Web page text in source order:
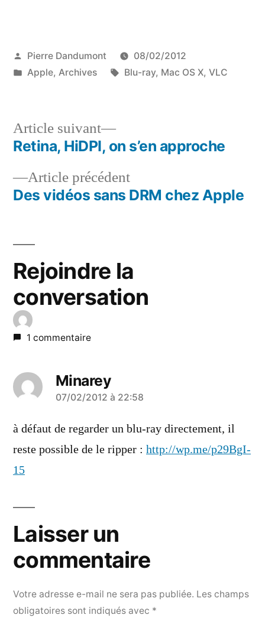
Publié
par
Pierre Dandumont
08/02/2012
Publié
Apple, Archives Étiquettes :
Blu-ray, Mac OS X, VLC
Navigation
deArticle précédentArticle
précédent :
Des vidéos sans DRM chez Apple
Article suivant
Article
suivant :
Retina, HiDPI, on s’en approche
Rejoindre la
conversation
1 commentaire
Minarey
a
dit :
07/02/2012 à 22:58
à défaut de regarder un blu-ray directement, il
reste possible de le ripper : http://wp.me/p29BgI-
15
Laisser un
commentaire
Votre adresse e-mail ne sera pas publiée. Les champs
obligatoires sont indiqués avec *